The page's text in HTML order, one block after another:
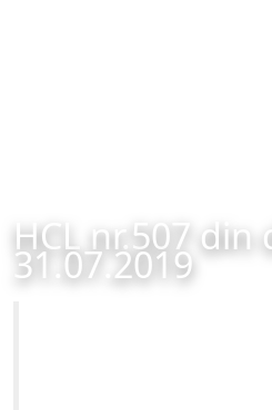
HCL nr.507 din
31.07.2019